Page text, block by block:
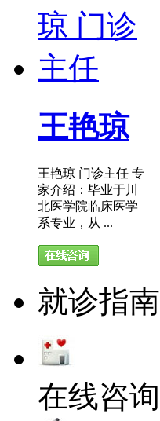
王艳琼
王艳琼 门诊主任 专
家介绍：毕业于川
北医学院临床医学
系专业，从 ...
就诊指南
在线咨询